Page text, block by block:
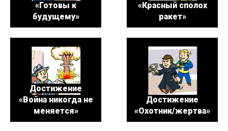
«Готовы к
будущему»
«Красный сполох
ракет»
Достижение
«Война никогда не
меняется»
Достижение
«Охотник/жертва»